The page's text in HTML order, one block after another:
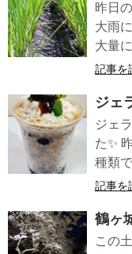
昨日
大雨
大量
記事を
ジェ
ジェ
た✨
種類
記事を
鶴ヶ
この